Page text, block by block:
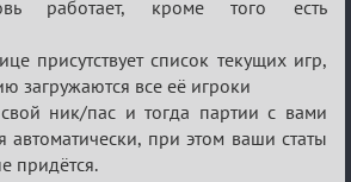
работает, кроме того есть
присутствует список текущих игр,
загружаются все её игроки
ник/пас и тогда партии с вами
автоматически, при этом ваши статы
придётся.